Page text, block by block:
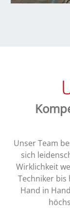
Unser Team
sich
Wirklichkeit
Techniker bis
Hand in